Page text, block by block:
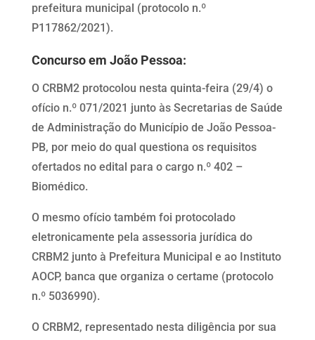
prefeitura municipal (protocolo n.º
P117862/2021).
Concurso em João Pessoa:
O CRBM2 protocolou nesta quinta-feira (29/4) o
ofício n.º 071/2021 junto às Secretarias de Saúde
de Administração do Município de João Pessoa-
PB, por meio do qual questiona os requisitos
ofertados no edital para o cargo n.º 402 –
Biomédico.
O mesmo ofício também foi protocolado
eletronicamente pela assessoria jurídica do
CRBM2 junto à Prefeitura Municipal e ao Instituto
AOCP, banca que organiza o certame (protocolo
n.º 5036990).
O CRBM2, representado nesta diligência por sua